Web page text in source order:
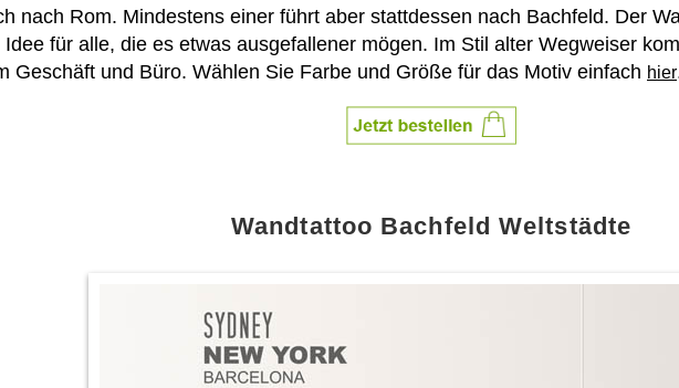
nach Rom. Mindestens einer führt aber stattdessen nach Bachfeld. Der
für alle, die es etwas ausgefallener mögen. Im Stil alter Wegweiser
Geschäft und Büro. Wählen Sie Farbe und Größe für das Motiv einfach hier
Wandtattoo Bachfeld Weltstädte